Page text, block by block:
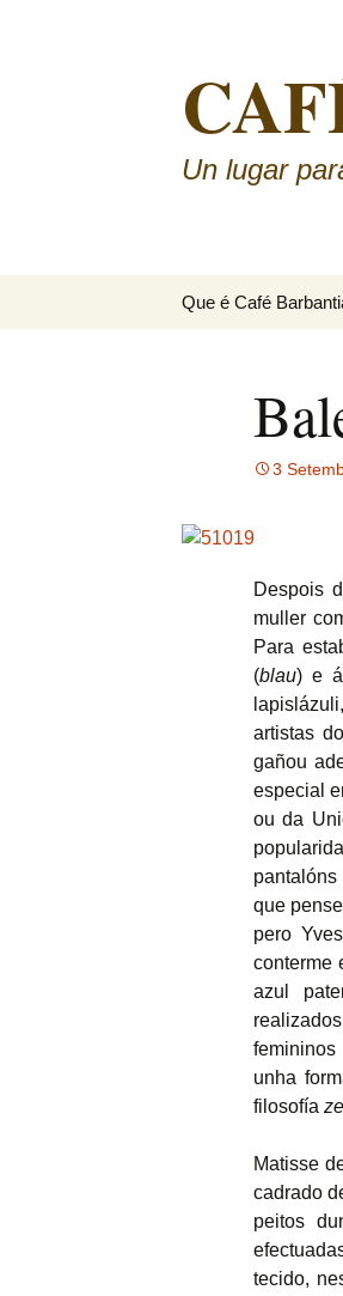
Un lugar
Que é Café
3
Despois
muller
Para
(blau) e
artistas
gañou
especial
ou da
que
pero
conterme
azul
unha
filosofía
Matisse
cadrado
peitos
tecido,